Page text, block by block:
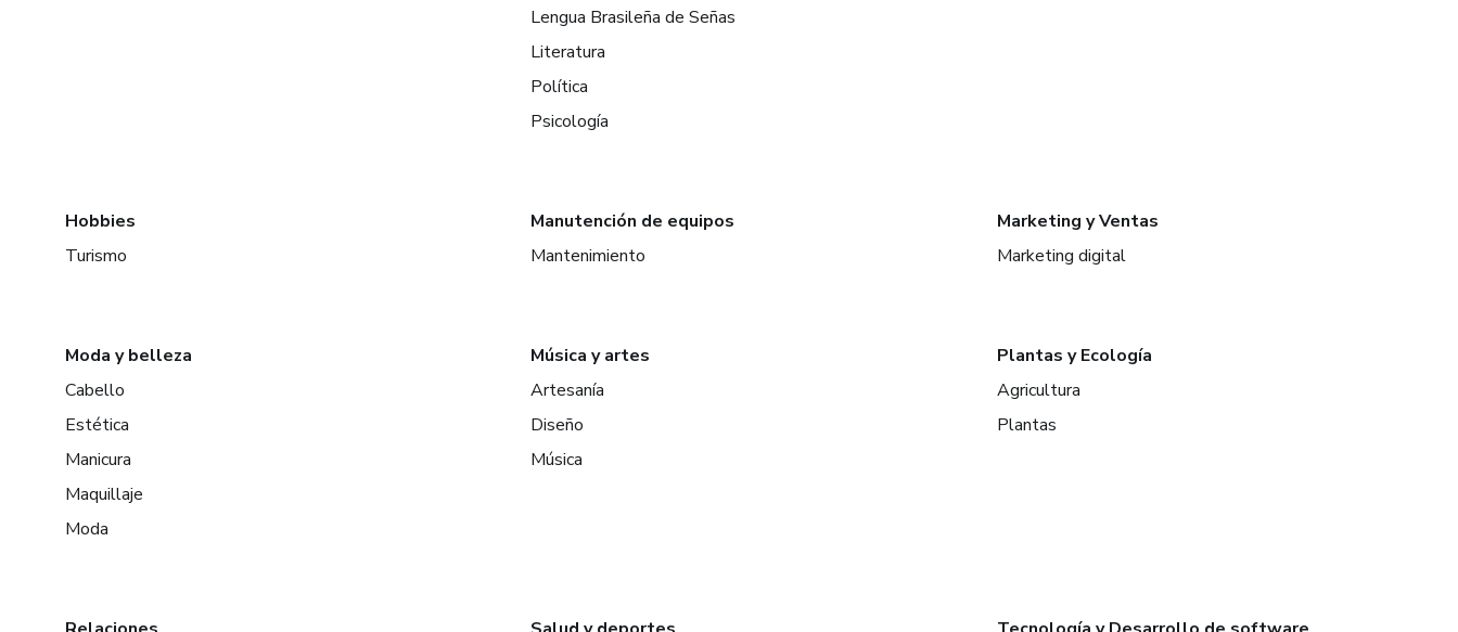
Lengua Brasileña de Señas
Literatura
Política
Psicología
Hobbies
Turismo
Manutención de equipos
Mantenimiento
Marketing y Ventas
Marketing digital
Moda y belleza
Cabello
Estética
Manicura
Maquillaje
Moda
Música y artes
Artesanía
Diseño
Música
Plantas y Ecología
Agricultura
Plantas